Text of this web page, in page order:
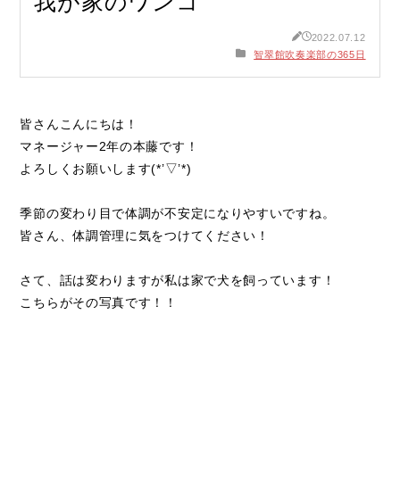
2022.07.12
智翠館吹奏楽部の365日
皆さんこんにちは！
マネージャー2年の本藤です！
よろしくお願いします(*’▽’*)
季節の変わり目で体調が不安定になりやすいですね。
皆さん、体調管理に気をつけてください！
さて、話は変わりますが私は家で犬を飼っています！
こちらがその写真です！！